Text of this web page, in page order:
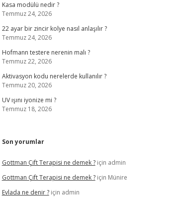
Kasa modülü nedir ?
Temmuz 24, 2026
22 ayar bir zincir kolye nasıl anlaşılır ?
Temmuz 24, 2026
Hofmann testere nerenin malı ?
Temmuz 22, 2026
Aktivasyon kodu nerelerde kullanılır ?
Temmuz 20, 2026
UV ışını iyonize mi ?
Temmuz 18, 2026
Son yorumlar
Gottman Çift Terapisi ne demek ?için admin
Gottman Çift Terapisi ne demek ?için Münire
Evlada ne denir ?için admin